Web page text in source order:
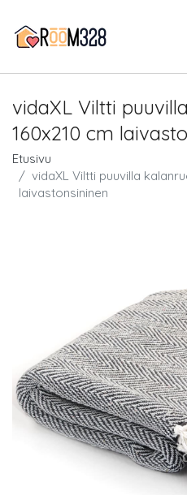
vidaXL Viltti
160x210 cm
Etusivu
vidaXL Viltti puuvilla
laivastonsininen